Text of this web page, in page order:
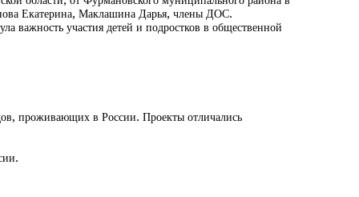
Екатерина, Маклашина Дарья, члены ДОС.
важность участия детей и подростков в общественной
проживающих в России. Проекты отличались